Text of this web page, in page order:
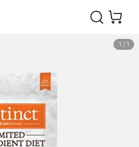
1 / 1